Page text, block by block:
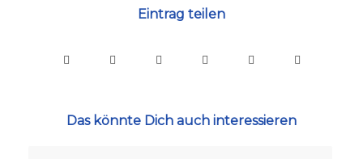
Eintrag teilen
Das könnte Dich auch interessieren